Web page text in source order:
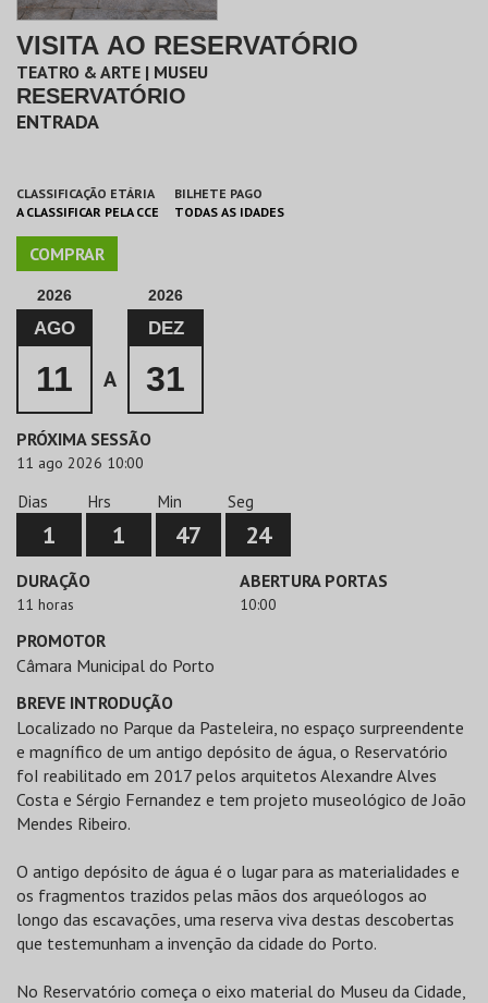
VISITA AO RESERVATÓRIO
TEATRO & ARTE | MUSEU
RESERVATÓRIO
ENTRADA
CLASSIFICAÇÃO ETÁRIA
A CLASSIFICAR PELA CCE
BILHETE PAGO
TODAS AS IDADES
COMPRAR
2026
AGO
11 A
2026
DEZ
31
PRÓXIMA SESSÃO
11 ago 2026 10:00
Dias
1
Hrs
1
Min
47
Seg
24
DURAÇÃO
11 horas
ABERTURA PORTAS
10:00
PROMOTOR
Câmara Municipal do Porto
BREVE INTRODUÇÃO
Localizado no Parque da Pasteleira, no espaço surpreendente
e magnífico de um antigo depósito de água, o Reservatório
foI reabilitado em 2017 pelos arquitetos Alexandre Alves
Costa e Sérgio Fernandez e tem projeto museológico de João
Mendes Ribeiro.
O antigo depósito de água é o lugar para as materialidades e
os fragmentos trazidos pelas mãos dos arqueólogos ao
longo das escavações, uma reserva viva destas descobertas
que testemunham a invenção da cidade do Porto.
No Reservatório começa o eixo material do Museu da Cidade,